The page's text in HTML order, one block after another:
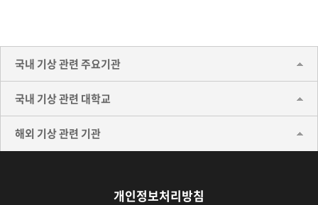
국내 기상 관련 주요기관
국내 기상 관련 대학교
해외 기상 관련 기관
개인정보처리방침